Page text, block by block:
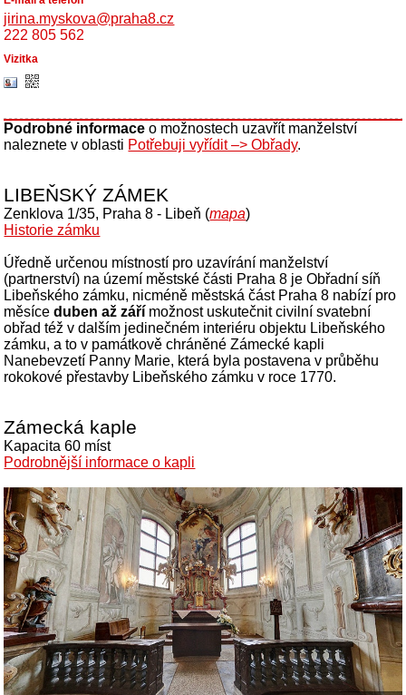
jirina.myskova@praha8.cz
222 805 562
Podrobné informace o možnostech uzavřít manželství
naleznete v oblasti Potřebuji vyřídit –> Obřady.
LIBEŇSKÝ ZÁMEK
Zenklova 1/35, Praha 8 - Libeň (mapa)
Historie zámku
Úředně určenou místností pro uzavírání manželství
(partnerství) na území městské části Praha 8 je Obřadní síň
Libeňského zámku, nicméně městská část Praha 8 nabízí pro
měsíceduben až září možnost uskutečnit civilní svatební
obřad též v dalším jedinečném interiéru objektu Libeňského
zámku, a to v památkově chráněné Zámecké kapli
Nanebevzetí Panny Marie, která byla postavena v průběhu
rokokové přestavby Libeňského zámku v roce 1770.
Zámecká kaple
Kapacita 60 míst
Podrobnější informace o kapli